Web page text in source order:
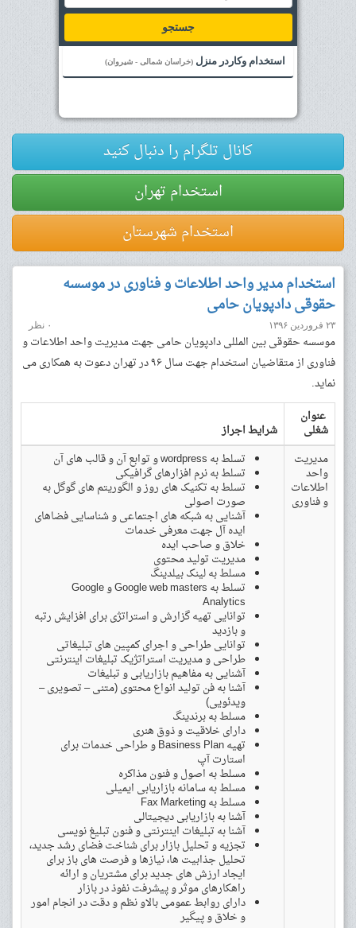
جستجو
استخدام وکاردر منزل (خراسان شمالی - شیروان)
کانال تلگرام را دنبال کنید
استخدام تهران
استخدام شهرستان
استخدام مدیر واحد اطلاعات و فناوری در موسسه
حقوقی دادپویان حامی
۲۳ فروردین ۱۳۹۶ ۰ نظر
موسسه حقوقی بین المللی دادپویان حامی جهت مدیریت واحد اطلاعات و
فناوری از متقاضیان استخدام جهت سال ۹۶ در تهران دعوت به همکاری می
نماید.
عنوان
شغلی
شرایط اجراز
مدیریت
واحد
اطلاعات
و فناوری
تسلط به wordpress و توابع آن و قالب های آن
تسلط به نرم افزارهای گرافیکی
تسلط به تکنیک های روز و الگوریتم های گوگل به
صورت اصولی
آشنایی به شبکه های اجتماعی و شناسایی فضاهای
ایده آل جهت معرفی خدمات
خلاق و صاحب ایده
مدیریت تولید محتوی
مسلط به لینک بیلدینگ
تسلط به Google web masters و Google
Analytics
توانایی تهیه گزارش و استراتژی برای افزایش رتبه
و بازدید
توانایی طراحی و اجرای کمپین های تبلیغاتی
طراحی و مدیریت استراتژیک تبلیغات اینترنتی
آشنایی به مفاهیم بازاریابی و تبلیغات
آشنا به فن تولید انواع محتوی (متنی – تصویری –
ویدئویی)
مسلط به برندینگ
دارای خلاقیت و ذوق هنری
تهیه Basiness Plan و طراحی خدمات برای
استارت آپ
مسلط به اصول و فنون مذاکره
مسلط به سامانه بازاریابی ایمیلی
مسلط به Fax Marketing
آشنا به بازاریابی دیجیتالی
آشنا به تبلیغات اینترنتی و فنون تبلیغ نویسی
تجزیه و تحلیل بازار برای شناخت فضای رشد جدید،
تحلیل جذابیت ها، نیازها و فرصت های باز برای
ایجاد ارزش های جدید برای مشتریان و ارائه
راهکارهای موثر و پیشرفت نفوذ در بازار
دارای روابط عمومی بالاو نظم و دقت در انجام امور
و خلاق و پیگیر